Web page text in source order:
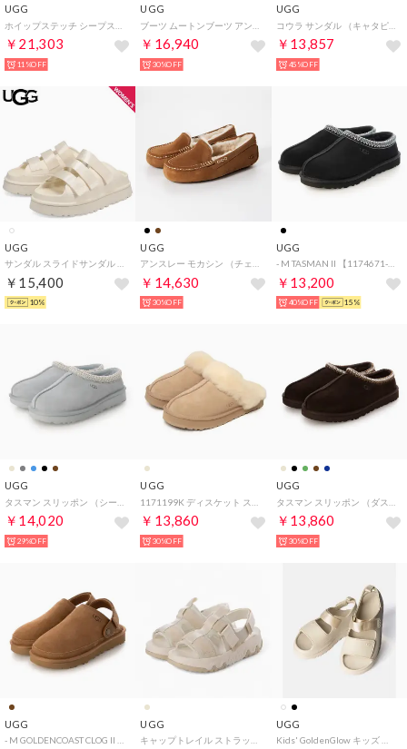
UGG
￥21,303
11%OFF
UGG
￥16,940
30%OFF
UGG
コウラ サンダル （キャタピラー）
￥13,857
45%OFF
UGG
￥15,400
10%
UGG
￥14,630
30%OFF
UGG
- M TASMAN II 【1174671-BLK】 （black）
￥13,200
40%OFF 15%
UGG
￥14,020
29%OFF
UGG
￥13,860
30%OFF
UGG
￥13,860
30%OFF
UGG UGG UGG